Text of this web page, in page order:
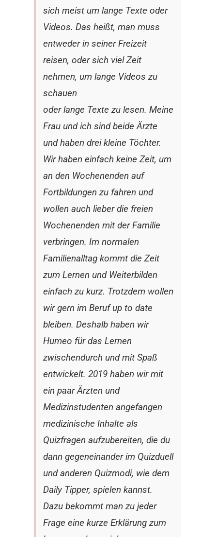
sich meist um lange Texte oder
Videos. Das heißt, man muss
entweder in seiner Freizeit
reisen, oder sich viel Zeit
nehmen, um lange Videos zu
schauen
oder lange Texte zu lesen. Meine
Frau und ich sind beide Ärzte
und haben drei kleine Töchter.
Wir haben einfach keine Zeit, um
an den Wochenenden auf
Fortbildungen zu fahren und
wollen auch lieber die freien
Wochenenden mit der Familie
verbringen. Im normalen
Familienalltag kommt die Zeit
zum Lernen und Weiterbilden
einfach zu kurz. Trotzdem wollen
wir gern im Beruf up to date
bleiben. Deshalb haben wir
Humeo für das Lernen
zwischendurch und mit Spaß
entwickelt. 2019 haben wir mit
ein paar Ärzten und
Medizinstudenten angefangen
medizinische Inhalte als
Quizfragen aufzubereiten, die du
dann gegeneinander im Quizduell
und anderen Quizmodi, wie dem
Daily Tipper, spielen kannst.
Dazu bekommt man zu jeder
Frage eine kurze Erklärung zum